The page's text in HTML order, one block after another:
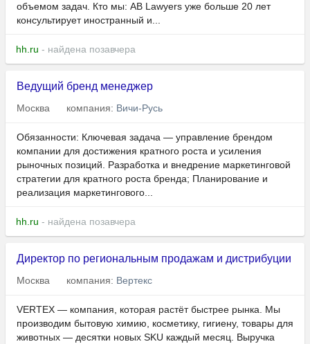
объемом задач. Кто мы: AB Lawyers уже больше 20 лет
консультирует иностранный и...
hh.ru - найдена позавчера
Ведущий бренд менеджер
Москва компания: Вичи-Русь
Обязанности: Ключевая задача — управление брендом
компании для достижения кратного роста и усиления
рыночных позиций. Разработка и внедрение маркетинговой
стратегии для кратного роста бренда; Планирование и
реализация маркетингового...
hh.ru - найдена позавчера
Директор по региональным продажам и дистрибуции
Москва компания: Вертекс
VERTEX — компания, которая растёт быстрее рынка. Мы
производим бытовую химию, косметику, гигиену, товары для
животных — десятки новых SKU каждый месяц. Выручка